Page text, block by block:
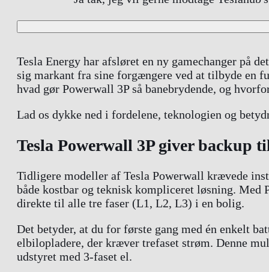
Tesla Energy har afsløret en ny gamechanger på
sig markant fra sine forgængere ved at tilbyde en
hvad gør Powerwall 3P så banebrydende, og
Lad os dykke ned i fordelene, teknologien og
Tesla Powerwall 3P giver backup
Tidligere modeller af Tesla Powerwall krævede
både kostbar og teknisk kompliceret løsning. Med
direkte til alle tre faser (L1, L2, L3) i en bolig.
Det betyder, at du for første gang med én enkelt
elbilopladere, der kræver trefaset strøm. Denne
udstyret med 3-faset el.